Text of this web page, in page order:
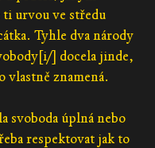
ti urvou ve středu
Tyhle dva národy
] docela jinde,
vlastně znamená.
svoboda úplná nebo
respektovat jak to